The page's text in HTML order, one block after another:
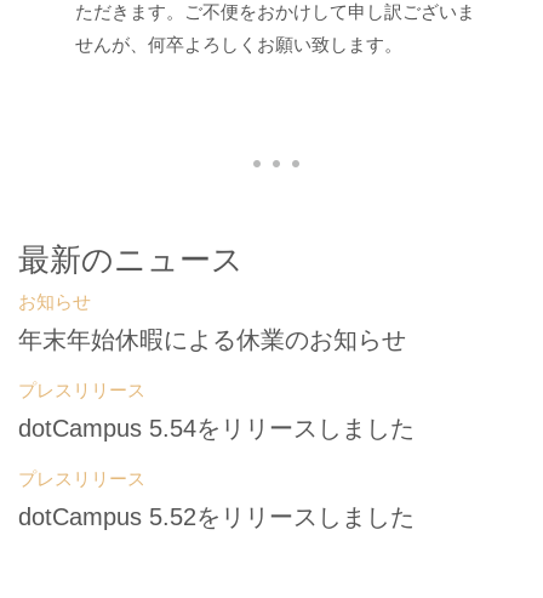
ただきます。ご不便をおかけして申し訳ございま
せんが、何卒よろしくお願い致します。
最新のニュース
お知らせ
年末年始休暇による休業のお知らせ
プレスリリース
dotCampus 5.54をリリースしました
プレスリリース
dotCampus 5.52をリリースしました